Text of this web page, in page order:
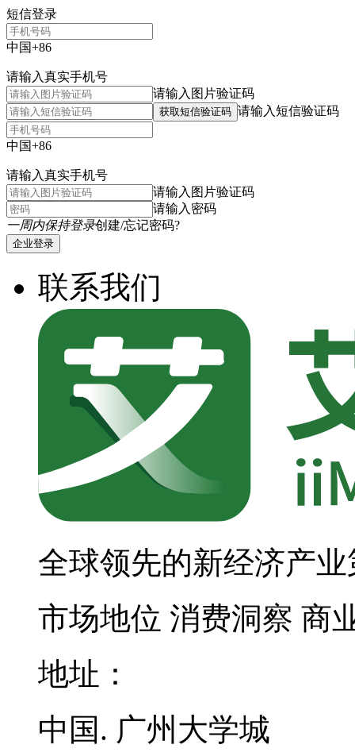
短信登录
中国+86
请输入真实手机号
请输入图片验证码
获取短信验证码 请输入短信验证码
中国+86
请输入真实手机号
请输入图片验证码
请输入密码
一周内保持登录创建/忘记密码?
企业登录
联系我们
全球领先的新经济产
市场地位 消费洞察 商
地址：
中国. 广州大学城